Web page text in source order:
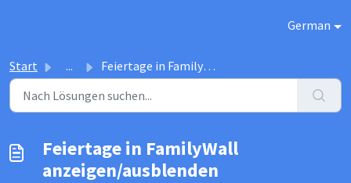
German
Start ... Feiertage in FamilyWall anzeigen/ausblenden
Feiertage in FamilyWall
anzeigen/ausblenden